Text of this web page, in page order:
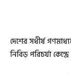
দেশের সধীর্ষ
নিবিড় পরিচর্যা